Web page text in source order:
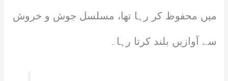
میں محفوظ کر رہا تھا، مسلسل جوش و خروش
سے آوازیں بلند کرتا رہا۔